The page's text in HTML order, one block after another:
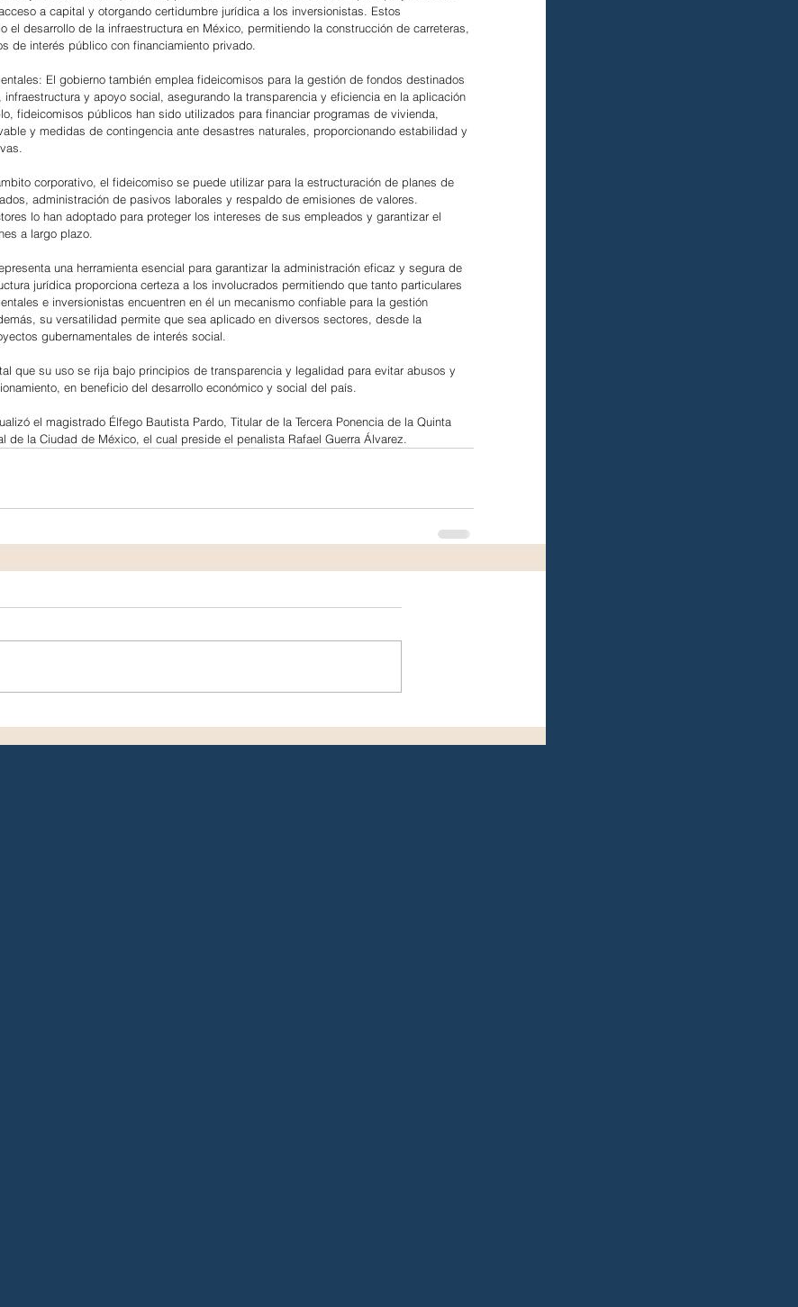
a capital y otorgando certidumbre jurídica a los inversionistas. Estos
el desarrollo de la infraestructura en México, permitiendo la construcción de carreteras,
de interés público con financiamiento privado.
El gobierno también emplea fideicomisos para la gestión de fondos destinados
y apoyo social, asegurando la transparencia y eficiencia en la aplicación
fideicomisos públicos han sido utilizados para financiar programas de vivienda,
y medidas de contingencia ante desastres naturales, proporcionando estabilidad y
corporativo, el fideicomiso se puede utilizar para la estructuración de planes de
administración de pasivos laborales y respaldo de emisiones de valores.
lo han adoptado para proteger los intereses de sus empleados y garantizar el
a largo plazo.
una herramienta esencial para garantizar la administración eficaz y segura de
jurídica proporciona certeza a los involucrados permitiendo que tanto particulares
e inversionistas encuentren en él un mecanismo confiable para la gestión
su versatilidad permite que sea aplicado en diversos sectores, desde la
gubernamentales de interés social.
que su uso se rija bajo principios de transparencia y legalidad para evitar abusos y
en beneficio del desarrollo económico y social del país.
el magistrado Élfego Bautista Pardo, Titular de la Tercera Ponencia de la Quinta
de la Ciudad de México, el cual preside el penalista Rafael Guerra Álvarez.